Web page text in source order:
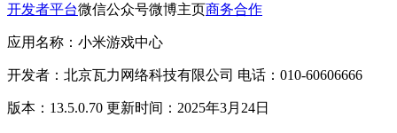
开发者平台微信公众号微博主页商务合作
应用名称：小米游戏中心
开发者：北京瓦力网络科技有限公司 电话：010-60606666
版本：13.5.0.70 更新时间：2025年3月24日